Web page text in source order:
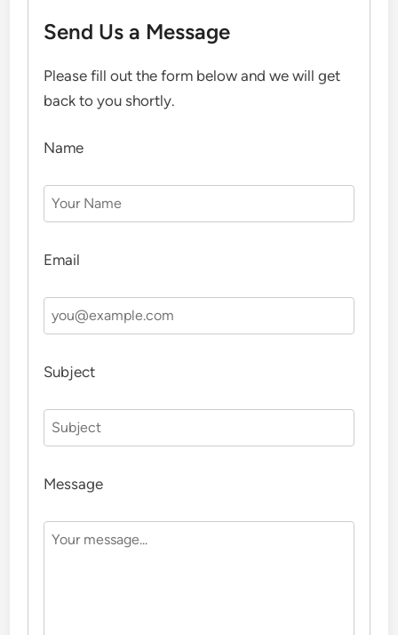
Send Us a Message
Please fill out the form below and we will get
back to you shortly.
Name
Email
Subject
Message